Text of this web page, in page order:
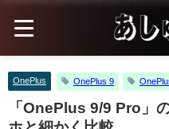
OnePlus OnePlus 9
「OnePlus 9/9 Pro」